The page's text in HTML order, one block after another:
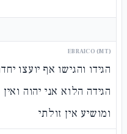
EBRAICO (MT)
הגידו והגישו אף יועצו
הגידה הלוא אני יהוה
ומושיע אין זולתי